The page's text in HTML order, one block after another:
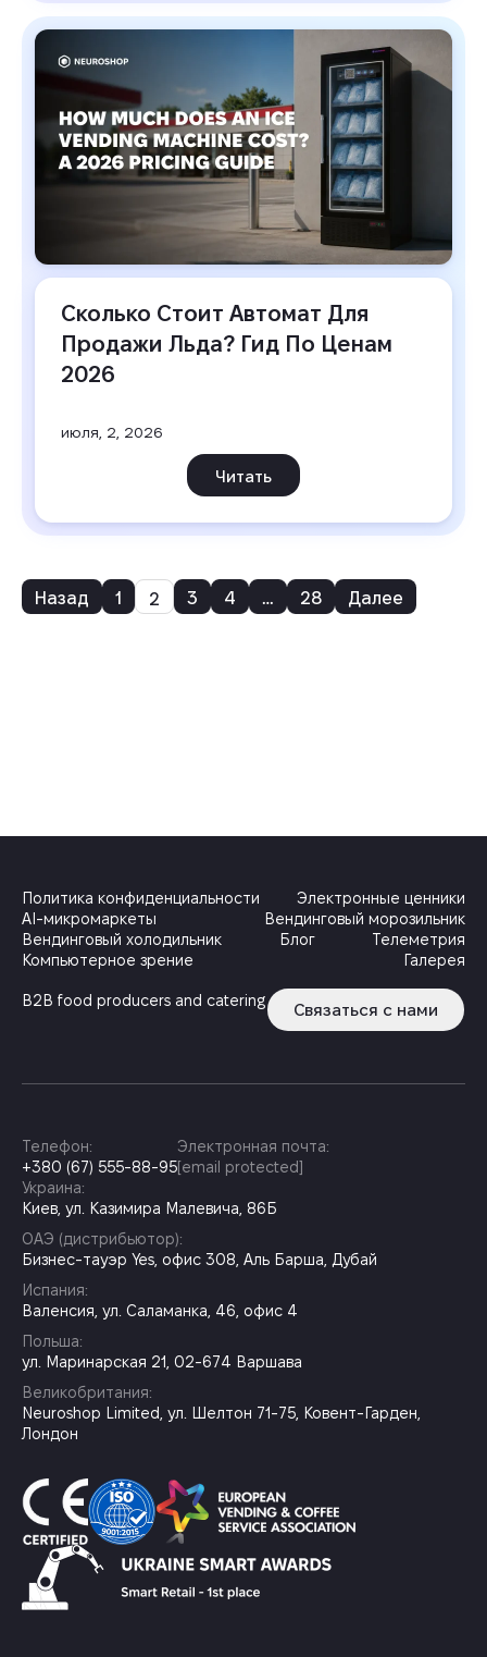
Сколько Стоит Автомат Для
Продажи Льда? Гид По Ценам
2026
июля, 2, 2026
Читать
Назад 1 2 3 4 … 28 Далее
Политика конфиденциальности
Электронные ценники
AI-микромаркеты
Вендинговый морозильник
Вендинговый холодильник
Блог
Телеметрия
Компьютерное зрение
Галерея
B2B food producers and catering Связаться с нами
Телефон:
+380 (67) 555-88-95
Электронная почта:
[email protected]
Украина:
Киев, ул. Казимира Малевича, 86Б
ОАЭ (дистрибьютор):
Бизнес-тауэр Yes, офис 308, Аль Барша, Дубай
Испания:
Валенсия, ул. Саламанка, 46, офис 4
Польша:
ул. Маринарская 21, 02-674 Варшава
Великобритания:
Neuroshop Limited, ул. Шелтон 71-75, Ковент-Гарден,
Лондон